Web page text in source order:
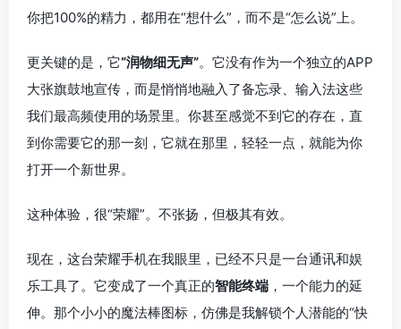
你把100%的精力，都用在“想什么”，而不是“怎么说”上。
更关键的是，它“润物细无声”。它没有作为一个独立的APP
大张旗鼓地宣传，而是悄悄地融入了备忘录、输入法这些
我们最高频使用的场景里。你甚至感觉不到它的存在，直
到你需要它的那一刻，它就在那里，轻轻一点，就能为你
打开一个新世界。
这种体验，很“荣耀”。不张扬，但极其有效。
现在，这台荣耀手机在我眼里，已经不只是一台通讯和娱
乐工具了。它变成了一个真正的智能终端 ，一个能力的延
伸。那个小小的魔法棒图标，仿佛是我解锁个人潜能的“快